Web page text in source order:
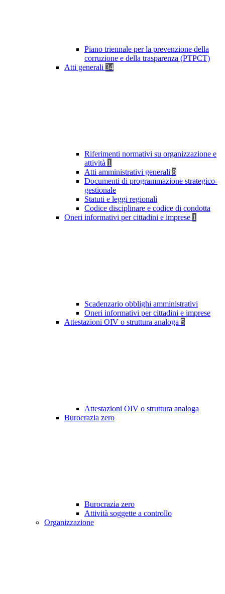
Piano triennale per la prevenzione della
corruzione e della trasparenza (PTPCT)
Atti generali 34
Riferimenti normativi su organizzazione e
attività 1
Atti amministrativi generali 8
Documenti di programmazione strategico-
gestionale
Statuti e leggi regionali
Codice disciplinare e codice di condotta
Oneri informativi per cittadini e imprese 1
Scadenzario obblighi amministrativi
Oneri informativi per cittadini e imprese
Attestazioni OIV o struttura analoga 5
Attestazioni OIV o struttura analoga
Burocrazia zero
Burocrazia zero
Attività soggette a controllo
Organizzazione